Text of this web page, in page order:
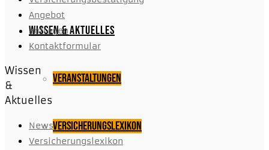
Wissen & Aktuelles
Veranstaltungen
Versicherungslexikon
Angebot
anfragen
Kontaktformular
Wissen
&
Aktuelles
News
Versicherungslexikon